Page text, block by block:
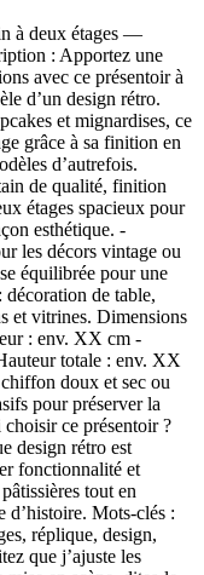
à deux étages —
: Apportez une
avec ce présentoir à
d’un design rétro.
et mignardises, ce
grâce à sa finition en
d’autrefois.
de qualité, finition
étages spacieux pour
esthétique. -
les décors vintage ou
équilibrée pour une
de table,
et vitrines. Dimensions
: env. XX cm -
totale : env. XX
doux et sec ou
pour préserver la
ce présentoir ?
design rétro est
fonctionnalité et
tout en
d’histoire. Mots-clés :
réplique, design,
que j’ajuste les